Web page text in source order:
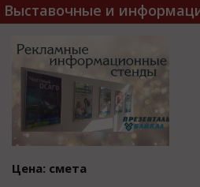
Выставочные и
Цена: смета